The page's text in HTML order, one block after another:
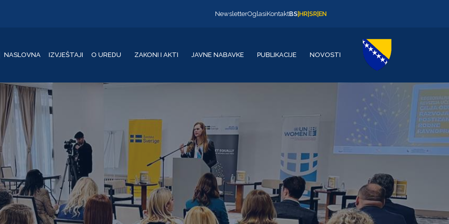
NewsletterOglasiKontaktBS HR SR EN
NASLOVNA IZVJEŠTAJI O UREDU ZAKONI I AKTI JAVNE NABAVKE PUBLIKACIJE NOVOSTI